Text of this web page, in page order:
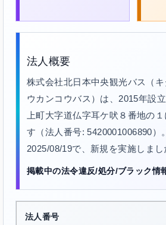
法人概要
株式会社北日本中央観光バス（
ウカンコウバス）は、2015年設
上町大字道仏字耳ケ吠８番地の
す（法人番号: 5420001006890）
2025/08/19で、新規を実施しまし
掲載中の法令違反/処分/ブラック情
法人番号